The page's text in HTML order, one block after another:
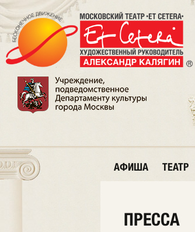
АФИША ТЕАТР
ПРЕССА